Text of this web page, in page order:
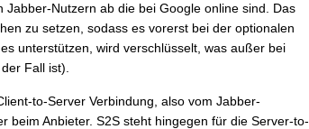
Nutzern ab die bei Google online sind. Das
zu setzen, sodass es vorerst bei der optionalen
unterstützen, wird verschlüsselt, was außer bei
Fall ist).
to-Server Verbindung, also vom Jabber-
beim Anbieter. S2S steht hingegen für die Server-to-